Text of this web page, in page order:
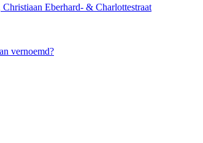
Eberhard- & Charlottestraat
vernoemd?